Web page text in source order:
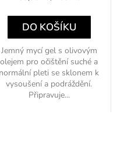
DO KOŠÍKU
Jemný mycí gel s olivovým
olejem pro očištění suché a
normální pleti se sklonem k
vysoušení a podráždění.
Připravuje...